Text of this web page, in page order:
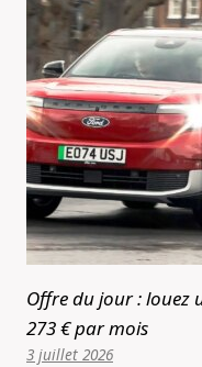
Offre du jour : louez
273 € par mois
3 juillet 2026